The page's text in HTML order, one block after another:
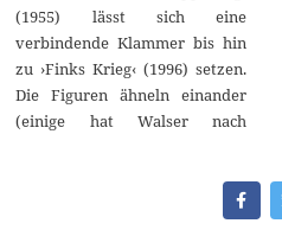
(1955) lässt sich eine
verbindende Klammer bis hin
zu ›Finks Krieg‹ (1996) setzen.
Die Figuren ähneln einander
(einige hat Walser nach